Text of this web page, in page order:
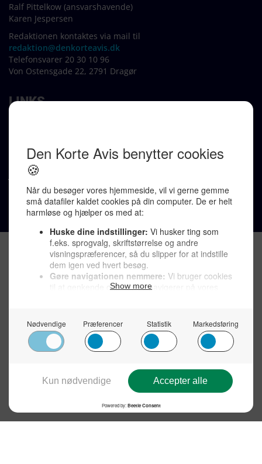
Ralf Pittelkow (ansvarshavende)
Karen Jespersen
Redaktionen kontaktes via mail til
redaktion@denkorteavis.dk
Telefonsvarer 20 30 10 96
Von Ostensgade 22, 2791 Dragør
LINKS
Støt Den Korte Avis >
Jobannoncer >
Send et læserbrev >
Privatlivspolitik >